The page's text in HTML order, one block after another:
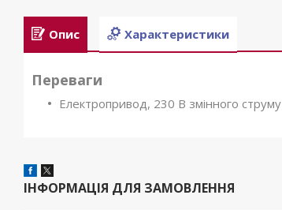
Опис Характеристики
Переваги
Електропривод, 230 В змінного струму
ІНФОРМАЦІЯ ДЛЯ ЗАМОВЛЕННЯ